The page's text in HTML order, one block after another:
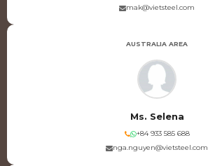
mak@vietsteel.com
AUSTRALIA AREA
Ms. Selena
+84 933 585 688
nga.nguyen@vietsteel.com